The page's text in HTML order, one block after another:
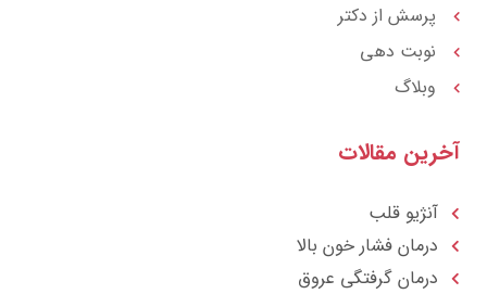
پرسش از دکتر
نوبت دهی
وبلاگ
آخرین مقالات
آنژیو قلب
درمان فشار خون بالا
درمان گرفتگی عروق